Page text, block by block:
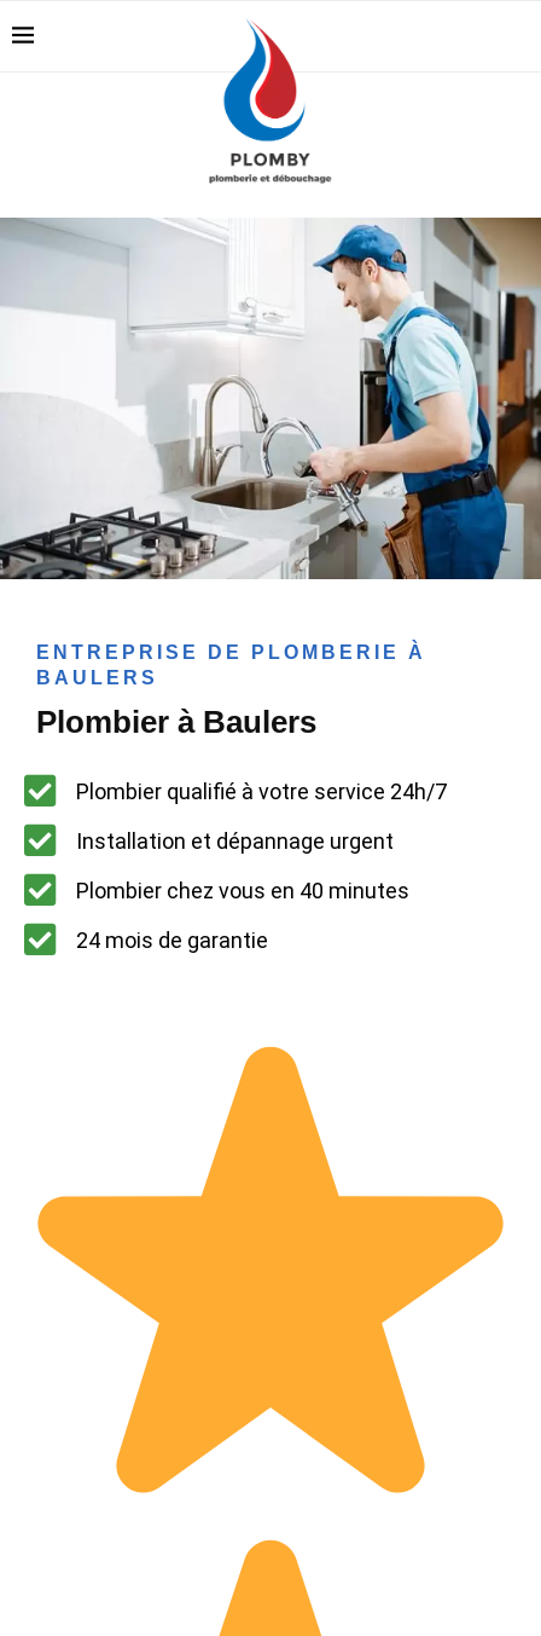
ENTREPRISE DE PLOMBERIE À
BAULERS
Plombier à Baulers
Plombier qualifié à votre service 24h/7
Installation et dépannage urgent
Plombier chez vous en 40 minutes
24 mois de garantie